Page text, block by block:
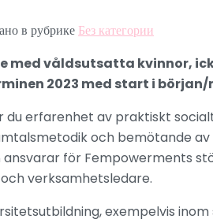
в рубрике Без категории
med våldsutsatta kvinnor,
2023 med start i
erfarenhet av praktiskt
och bemötande
för Fempowerments
verksamhetsledare.
exempelvis